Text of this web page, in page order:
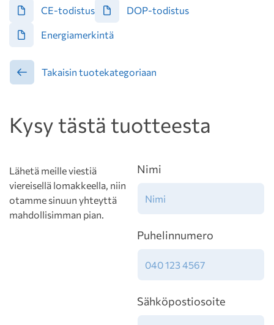
CE-todistus DOP-todistus
Energiamerkintä
Takaisin tuotekategoriaan
Kysy tästä tuotteesta
Lähetä meille viestiä
viereisellä lomakkeella, niin
otamme sinuun yhteyttä
mahdollisimman pian.
Nimi
Puhelinnumero
Sähköpostiosoite